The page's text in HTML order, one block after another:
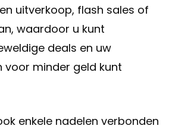
uitverkoop, flash sales of
waardoor u kunt
deals en uw
voor minder geld kunt
enkele nadelen verbonden